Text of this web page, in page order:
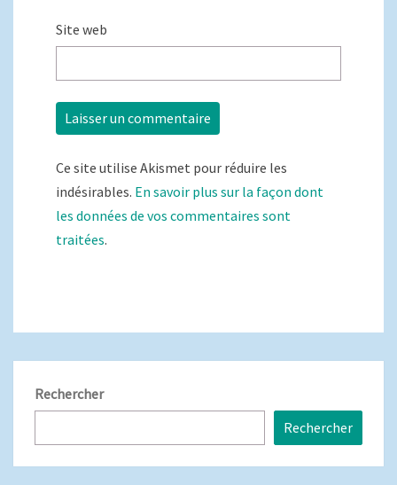
Site web
Ce site utilise Akismet pour réduire les
indésirables. En savoir plus sur la façon dont
les données de vos commentaires sont
traitées.
Rechercher
Rechercher